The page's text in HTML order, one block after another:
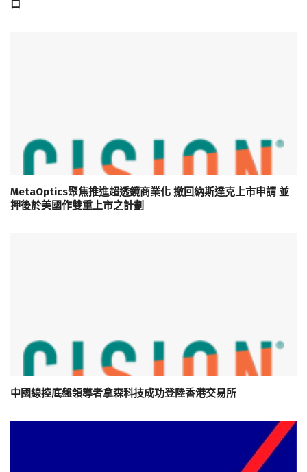
口
MetaOptics聚焦推進超透鏡商業化 撤回納斯達克上市申請 並
押後於美國作雙重上市之計劃
中國線控底盤領導者拿森科技成功登陸香港交易所